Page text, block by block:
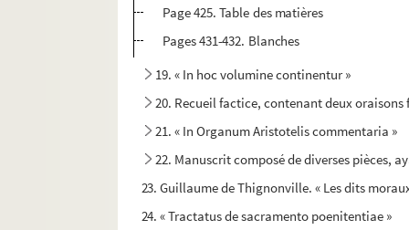
Page 425. Table des matières
Pages 431-432. Blanches
19. « In hoc volumine continentur »
20. Recueil factice, contenant deux oraisons
21. « In Organum Aristotelis commentaria »
22. Manuscrit composé de diverses pièces,
23. Guillaume de Thignonville. « Les dits
24. « Tractatus de sacramento poenitentiae »